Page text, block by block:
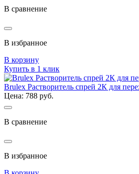
В сравнение
В избранное
В корзину
Купить в 1 клик
Brulex Растворитель спрей 2К для
Цена: 788 руб.
В сравнение
В избранное